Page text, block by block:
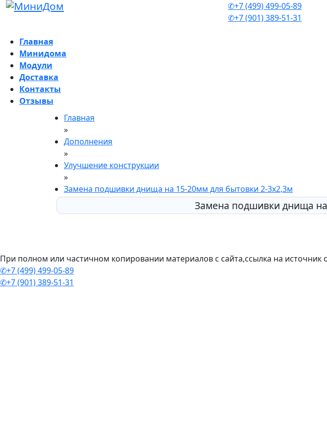
✆+7 (499) 499-05-89
✆+7 (901) 389-51-31
Главная
Минидома
Модули
Доставка
Контакты
Отзывы
Главная
»
Дополнения
»
Улучшение конструкции
»
Замена подшивки днища на 15-20мм для бытовки 2-3х2,3м
Замена подшивки днища
При полном или частичном копировании материалов с сайта,ссылка на источник
✆+7 (499) 499-05-89
✆+7 (901) 389-51-31